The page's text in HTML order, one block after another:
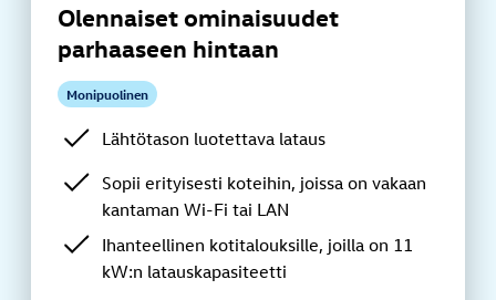
Olennaiset ominaisuudet
parhaaseen hintaan
Monipuolinen
Lähtötason luotettava lataus
Sopii erityisesti koteihin, joissa on vakaan
kantaman Wi-Fi tai LAN
Ihanteellinen kotitalouksille, joilla on 11
kW:n latauskapasiteetti